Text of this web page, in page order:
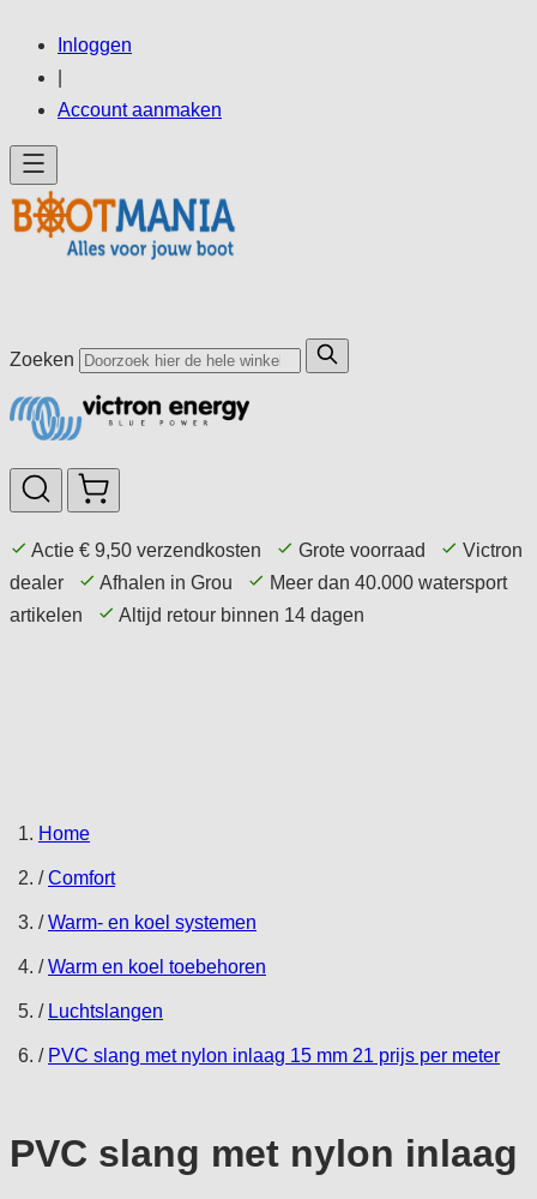
de
inhoud
Inloggen
Account aanmaken
Zoeken
Actie € 9,50 verzendkosten Grote voorraad
Victron
dealer
Afhalen in Grou
Meer dan 40.000 watersport
artikelen
Altijd retour binnen 14 dagen
Home
/ Comfort
/ Warm- en koel systemen
/ Warm en koel toebehoren
/ Luchtslangen
/ PVC slang met nylon inlaag 15 mm 21 prijs per meter
PVC slang met nylon inlaag